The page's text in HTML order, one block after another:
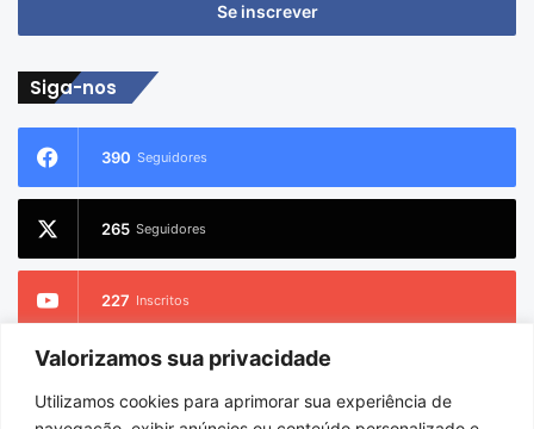
Valorizamos sua privacidade
Utilizamos cookies para aprimorar sua experiência de
de
Siga-nos
390 Seguidores
265 Seguidores
227 Inscritos
2.733 Seguidores